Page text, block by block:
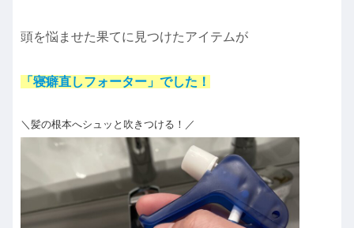
頭を悩ませた果てに見つけたアイテムが
「寝癖直しフォーター」でした！
＼髪の根本へシュッと吹きつける！／